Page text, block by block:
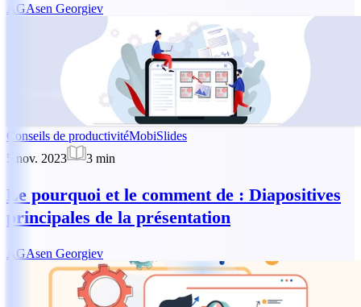
AGAsen Georgiev
Conseils de productivitéMobiSlides
5 nov. 2023
3 min
Le pourquoi et le comment de : Diapositives
principales de la présentation
AGAsen Georgiev